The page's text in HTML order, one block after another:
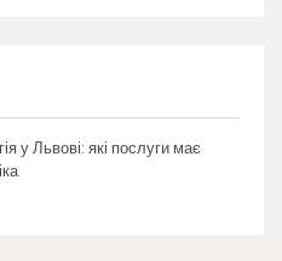
у Львові: які послуги має